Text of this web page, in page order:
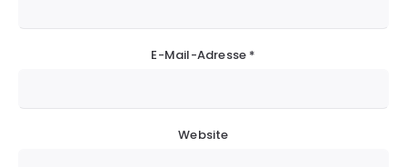
E-Mail-Adresse *
Website